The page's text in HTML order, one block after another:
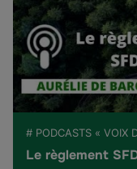
# PODCASTS « VOIX
Le règlement